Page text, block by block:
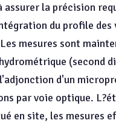
la précision
du profile des
mesures sont
(second
d'un
par voie optique.
en site, les mesures